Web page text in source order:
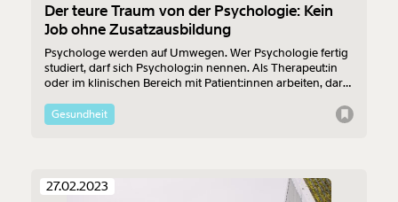
Der teure Traum von der Psychologie: Kein
Job ohne Zusatzausbildung
Psychologe werden auf Umwegen. Wer Psychologie fertig
studiert, darf sich Psycholog:in nennen. Als Therapeut:in
oder im klinischen Bereich mit Patient:innen arbeiten, darf
teuer. Dabei brauchen wir in beiden Bereichen dringend
mehr leistbare Angebote.
Gesundheit
27.02.2023